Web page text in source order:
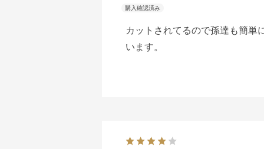
カットされてるので孫達も簡
います。